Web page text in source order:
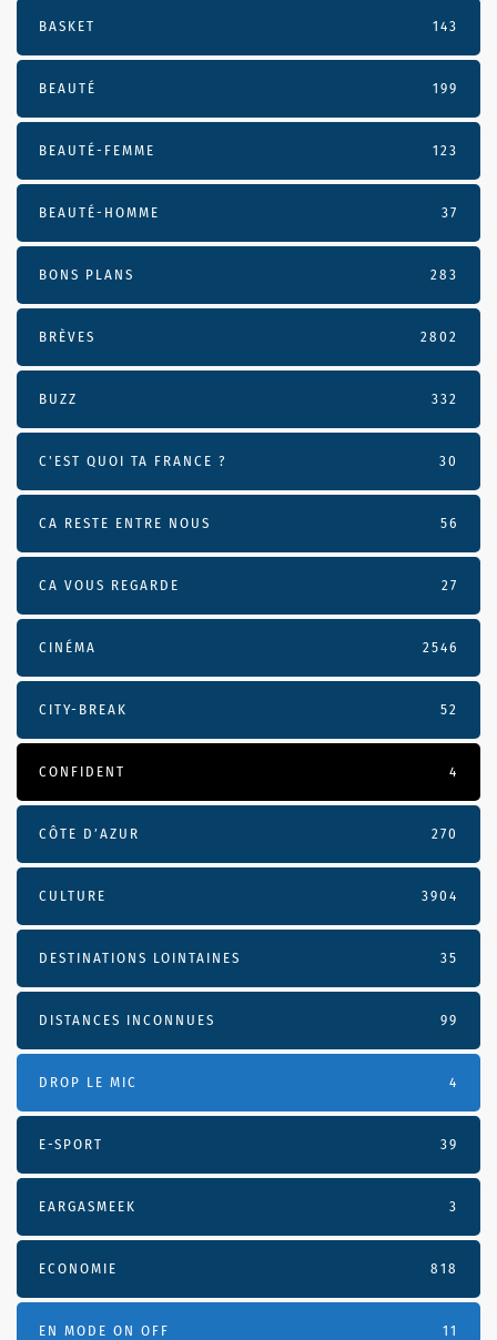
BASKET 143
BEAUTÉ 199
BEAUTÉ-FEMME 123
BEAUTÉ-HOMME 37
BONS PLANS 283
BRÈVES 2802
BUZZ 332
C'EST QUOI TA FRANCE ? 30
CA RESTE ENTRE NOUS 56
CA VOUS REGARDE 27
CINÉMA 2546
CITY-BREAK 52
CONFIDENT 4
CÔTE D’AZUR 270
CULTURE 3904
DESTINATIONS LOINTAINES 35
DISTANCES INCONNUES 99
DROP LE MIC 4
E-SPORT 39
EARGASMEEK 3
ECONOMIE 818
EN MODE ON OFF 11